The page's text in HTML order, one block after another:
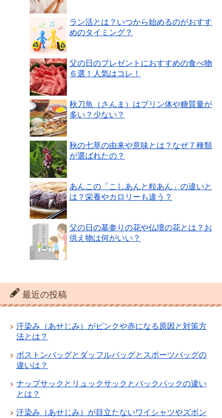
ラン活とは？いつから始めるのがおすす
めのタイミング？
父の日のプレゼントにおすすめの食べ物
６選！人気はコレ！
秋刀魚（さんま）はプリン体や糖質量が
多い？少ない？
秋の七草の由来や意味とは？なぜ７種類
が選ばれたの？
あんこの「こしあんと粒あん」の違いと
は？栄養やカロリーも違う？
父の日の墓参りの花や仏壇の花とは？お
供え物は何がいい？
最近の投稿
汗染み（あせじみ）がピンクや赤になる原因と対策方
法とは？
ボストンバッグとダッフルバッグとスポーツバッグの
違いは？
ナップサックとリュックサックとバックパックの違い
とは？
汗染み（あせじみ）が目立たないワイシャツやズボン